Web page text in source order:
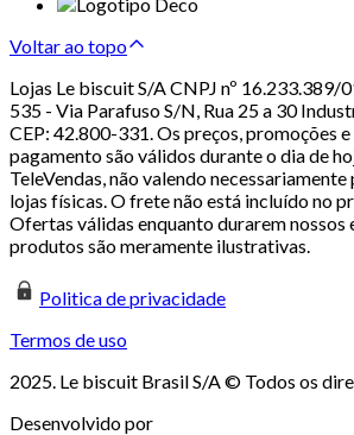
Voltar ao topo
Lojas Le biscuit S/A CNPJ nº
535 - Via Parafuso S/N, Rua 25 a 30
CEP: 42.800-331. Os preços, promoções
pagamento são válidos durante o dia de
TeleVendas, não valendo necessariamente
lojas físicas. O frete não está incluído no
Ofertas válidas enquanto durarem nossos
produtos são meramente ilustrativas.
Politica de privacidade
Termos de uso
2025. Le biscuit Brasil S/A © Todos os
Desenvolvido por